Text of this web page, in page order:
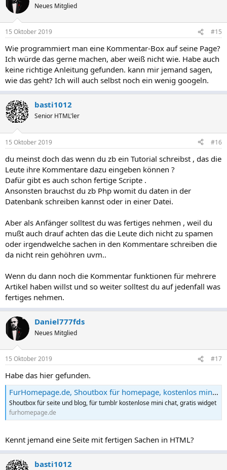
Neues Mitglied
15 Oktober 2019 #15
Wie programmiert man eine Kommentar-Box auf seine Page?
Ich würde das gerne machen, aber weiß nicht wie. Habe auch
keine richtige Anleitung gefunden. kann mir jemand sagen,
wie das geht? Ich will auch selbst noch ein wenig googeln.
basti1012
Senior HTML'ler
15 Oktober 2019 #16
du meinst doch das wenn du zb ein Tutorial schreibst , das die
Leute ihre Kommentare dazu eingeben können ?
Dafür gibt es auch schon fertige Scripte .
Ansonsten brauchst du zb Php womit du daten in der
Datenbank schreiben kannst oder in einer Datei.
Aber als Anfänger solltest du was fertiges nehmen , weil du
mußt auch drauf achten das die Leute dich nicht zu spamen
oder irgendwelche sachen in den Kommentare schreiben die
da nicht rein gehöhren uvm..
Wenn du dann noch die Kommentar funktionen für mehrere
Artikel haben willst und so weiter solltest du auf jedenfall was
fertiges nehmen.
Daniel777fds
Neues Mitglied
15 Oktober 2019 #17
Habe das hier gefunden.
FurHomepage.de, Shoutbox für homepage, kostenlos mini chat für homepages
Shoutbox für seite und blog, für tumblr kostenlose mini chat, gratis widget
furhomepage.de
Kennt jemand eine Seite mit fertigen Sachen in HTML?
basti1012